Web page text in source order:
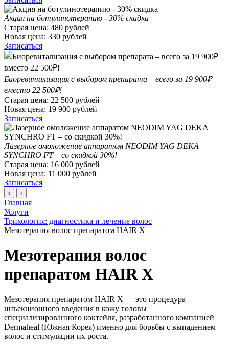
Акция на ботулинотерапию - 30% скидка
Старая цена: 480 рублей
Новая цена: 330 рублей
Записаться
Биоревитализация с выбором препарата – всего за 19 900₽
вместо 22 500₽!
Старая цена: 22 500 рублей
Новая цена: 19 900 рублей
Записаться
Лазерное омоложение аппаратом NEODIM YAG DEKA
SYNCHRO FT – со скидкой 30%!
Старая цена: 16 000 рублей
Новая цена: 11 000 рублей
Записаться
‹ ›
Главная
Услуги
Трихология: диагностика и лечение волос
Мезотерапия волос препаратом HAIR X
Мезотерапия волос
препаратом HAIR X
Мезотерапия препаратом HAIR X — это процедура
инъекционного введения в кожу головы
специализированного коктейля, разработанного компанией
Dermaheal (Южная Корея) именно для борьбы с выпадением
волос и стимуляции их роста.